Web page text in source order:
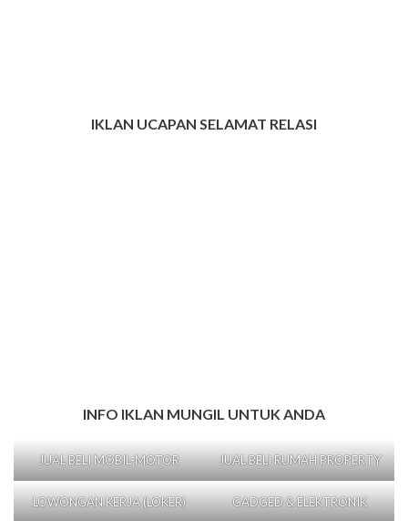
IKLAN UCAPAN SELAMAT RELASI
INFO IKLAN MUNGIL UNTUK ANDA
JUAL BELI MOBIL-MOTOR JUAL BELI RUMAH PROPERTY
LOWONGAN KERJA (LOKER) GADGED & ELEKTRONIK